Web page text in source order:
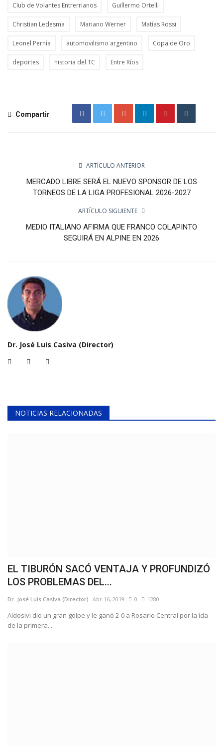
Club de Volantes Entrerrianos Guillermo Ortelli
Christian Ledesma Mariano Werner Matías Rossi
Leonel Pernía automovilismo argentino Copa de Oro
deportes historia del TC Entre Ríos
Compartir
ARTÍCULO ANTERIOR
MERCADO LIBRE SERÁ EL NUEVO SPONSOR DE LOS
TORNEOS DE LA LIGA PROFESIONAL 2026-2027
ARTÍCULO SIGUIENTE
MEDIO ITALIANO AFIRMA QUE FRANCO COLAPINTO
SEGUIRÁ EN ALPINE EN 2026
Dr. José Luis Casiva (Director)
NOTICIAS RELACIONADAS
EL TIBURÓN SACÓ VENTAJA Y PROFUNDIZÓ
LOS PROBLEMAS DEL...
Dr. José Luis Casiva (Director) Abr 16, 2019 0 1280
Aldosivi dio un gran golpe y le ganó 2-0 a Rosario Central por la ida
de la primera...